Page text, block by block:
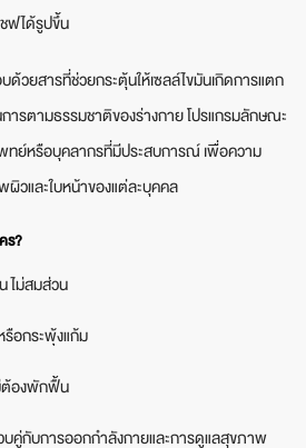
ชฟได้รูปขึ้น
ด้วยสารที่ช่วยกระตุ้นให้เซลล์ไขมันเกิดการแตก
ารตามธรรมชาติของร่างกาย โปรแกรมลักษณะ
ทย์หรือบุคลากรที่มีประสบการณ์ เพื่อความ
วและใบหน้าของแต่ละบุคคล
ร?
ไม่สมส่วน
รือกระพุ้งแก้ม
ต้องพักฟื้น
วบคู่กับการออกกำลังกายและการดูแลสุขภาพ